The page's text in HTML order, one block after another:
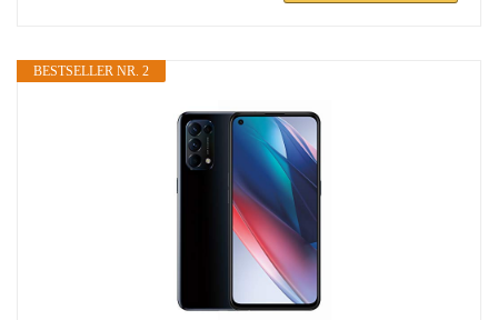
BESTSELLER NR. 2